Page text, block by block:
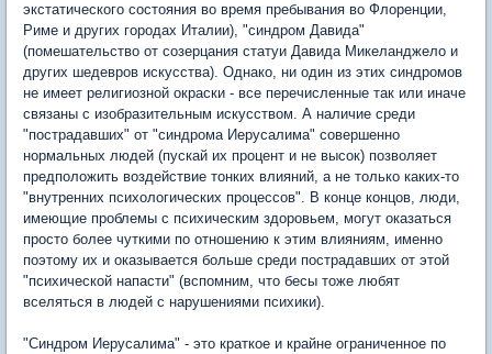
экстатического состояния во время пребывания во Флоренции,
Риме и других городах Италии), "синдром Давида"
(помешательство от созерцания статуи Давида Микеланджело и
других шедевров искусства). Однако, ни один из этих синдромов
не имеет религиозной окраски - все перечисленные так или иначе
связаны с изобразительным искусством. А наличие среди
"пострадавших" от "синдрома Иерусалима" совершенно
нормальных людей (пускай их процент и не высок) позволяет
предположить воздействие тонких влияний, а не только каких-то
"внутренних психологических процессов". В конце концов, люди,
имеющие проблемы с психическим здоровьем, могут оказаться
просто более чуткими по отношению к этим влияниям, именно
поэтому их и оказывается больше среди пострадавших от этой
"психической напасти" (вспомним, что бесы тоже любят
вселяться в людей с нарушениями психики).
"Синдром Иерусалима" - это краткое и крайне ограниченное по